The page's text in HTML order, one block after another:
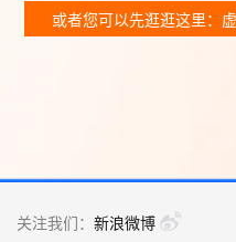
或者您可以先逛逛这里：